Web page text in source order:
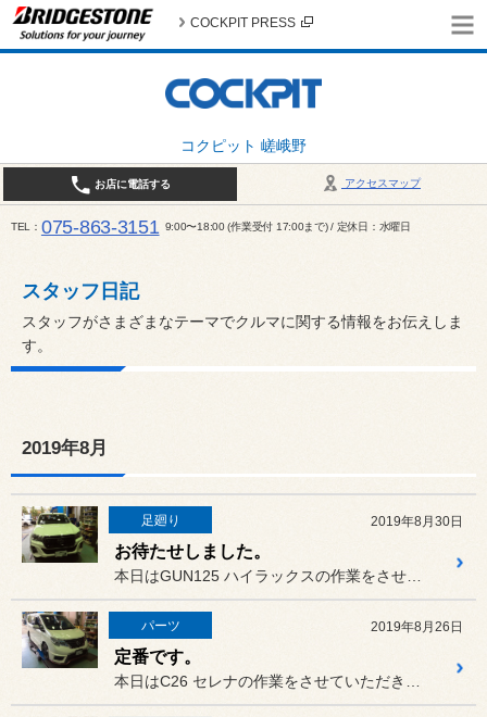
コクピット 嵯峨野
COCKPIT PRESS
アクセスマップ
お店に電話する
TEL 075-863-3151 9:00〜18:00 (作業受付 17:00まで) / 定休日：水曜日
スタッフ日記
スタッフがさまざまなテーマでクルマに関する情報をお伝えしま
す。
2019年8月
足廻り 2019年8月30日
お待たせしました。
パーツ 2019年8月26日
定番です。